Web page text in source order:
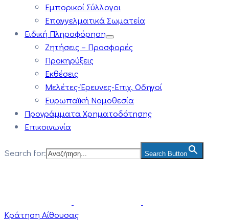
Εμπορικοί Σύλλογοι
Επαγγελματικά Σωματεία
Ειδική Πληροφόρηση
Ζητήσεις – Προσφορές
Προκηρύξεις
Εκθέσεις
Μελέτες-Έρευνες-Επιχ. Οδηγοί
Ευρωπαϊκή Νομοθεσία
Προγράμματα Χρηματοδότησης
Επικοινωνία
Search for: Search Button
Κράτηση Αίθουσας